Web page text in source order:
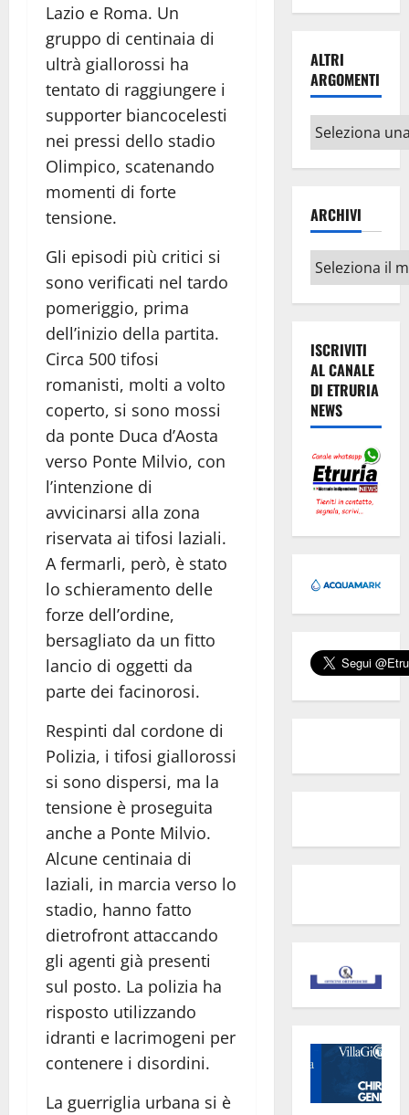
Lazio e Roma. Un
gruppo di centinaia di
ultrà giallorossi ha
tentato di raggiungere i
supporter biancocelesti
nei pressi dello stadio
Olimpico, scatenando
momenti di forte
tensione.
Gli episodi più critici si
sono verificati nel tardo
pomeriggio, prima
dell’inizio della partita.
Circa 500 tifosi
romanisti, molti a volto
coperto, si sono mossi
da ponte Duca d’Aosta
verso Ponte Milvio, con
l’intenzione di
avvicinarsi alla zona
riservata ai tifosi laziali.
A fermarli, però, è stato
lo schieramento delle
forze dell’ordine,
bersagliato da un fitto
lancio di oggetti da
parte dei facinorosi.
Respinti dal cordone di
Polizia, i tifosi giallorossi
si sono dispersi, ma la
tensione è proseguita
anche a Ponte Milvio.
Alcune centinaia di
laziali, in marcia verso lo
stadio, hanno fatto
dietrofront attaccando
gli agenti già presenti
sul posto. La polizia ha
risposto utilizzando
idranti e lacrimogeni per
contenere i disordini.
La guerriglia urbana si è
ALTRI
ARGOMENTI
Altri
argomenti
ARCHIVI
Archivi
ISCRIVITI
AL CANALE
DI ETRURIA
NEWS